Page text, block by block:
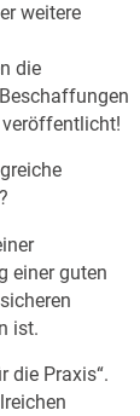
weitere
die
veröffentlicht!
einer guten
ist.
die Praxis“.